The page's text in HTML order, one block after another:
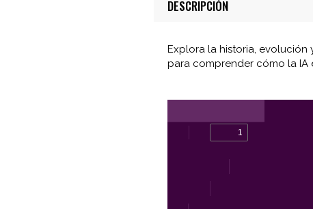
DESCRIPCIÓN
Explora la historia, evolución
para comprender cómo la IA